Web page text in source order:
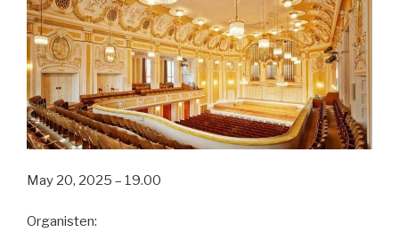
May 20, 2025 – 19.00
Organisten: